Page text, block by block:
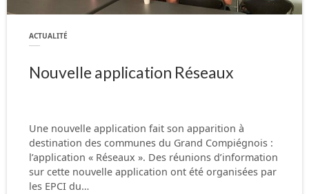
ACTUALITÉ
Nouvelle application Réseaux
Une nouvelle application fait son apparition à
destination des communes du Grand Compiégnois :
l’application « Réseaux ». Des réunions d’information
sur cette nouvelle application ont été organisées par
les EPCI du…